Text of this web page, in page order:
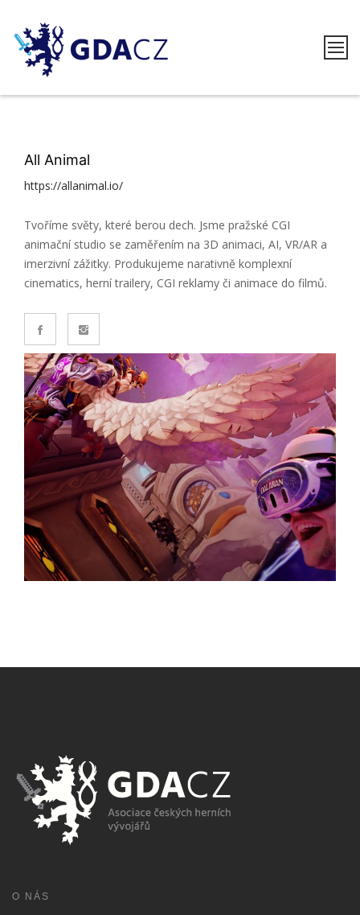
content
GDACZ
All Animal
https://allanimal.io/
Tvoříme světy, které berou dech. Jsme pražské CGI
animační studio se zaměřením na 3D animaci, AI, VR/AR a
imerzivní zážitky. Produkujeme narativně komplexní
cinematics, herní trailery, CGI reklamy či animace do filmů.
O NÁS